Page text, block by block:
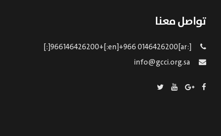
تواصل معنا
[:ar]966146426200+[:en]+966 0146426200[:]